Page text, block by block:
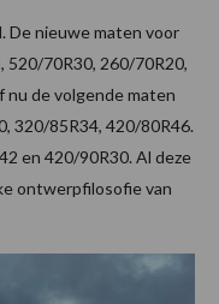
De nieuwe maten voor
520/70R30, 260/70R20,
nu de volgende maten
320/85R34, 420/80R46.
en 420/90R30. Al deze
ontwerpfilosofie van